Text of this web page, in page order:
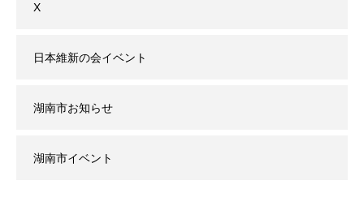
X
日本維新の会イベント
湖南市お知らせ
湖南市イベント